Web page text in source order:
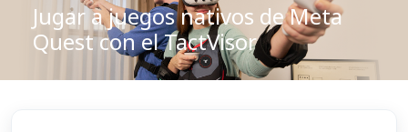
Jugar a juegos nativos de Meta
Quest con el TactVisor